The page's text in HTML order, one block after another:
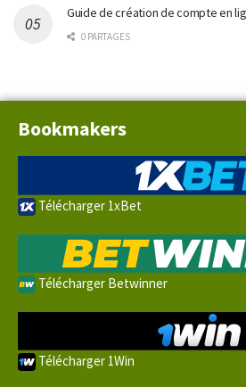
Guide de création de compte en
0 PARTAGES
Bookmakers
Télécharger 1xBet
Télécharger Betwinner
Télécharger 1Win